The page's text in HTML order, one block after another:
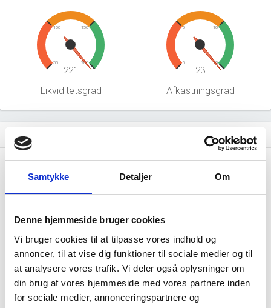
Samtykke Detaljer Om
Denne hjemmeside bruger cookies
Vi bruger cookies til at tilpasse vores indhold og
annoncer, til at vise dig funktioner til sociale medier og til
at analysere vores trafik. Vi deler også oplysninger om
din brug af vores hjemmeside med vores partnere inden
for sociale medier, annonceringspartnere og
50
100 150
200
221
Likviditetsgrad
0
5 10
15
23
Afkastningsgrad
file_download Hent årsrapporter som PDF
Årsrapporten 2023-12
Årsrapporten 2022-12
Årsrapporten 2021-12